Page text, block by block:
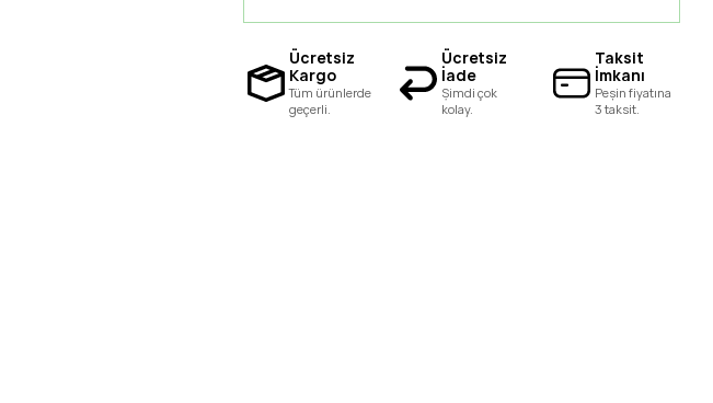
Ücretsiz
Kargo
Tüm ürünlerde
geçerli.
Ücretsiz
İade
Şimdi çok
kolay.
Taksit
İmkanı
Peşin fiyatına
3 taksit.